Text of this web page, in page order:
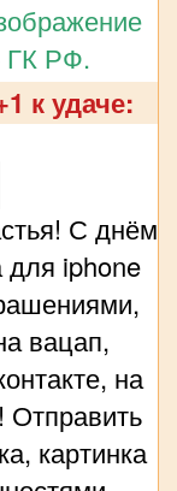
ГК РФ.
к удаче:
С днём
для iphone
вацап,
на
Отправить
картинка